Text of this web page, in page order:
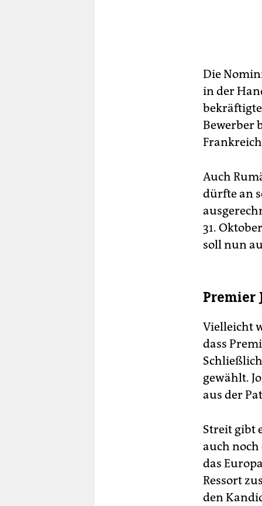
Die
in der
Bewerber
Auch
dürfte an
31.
soll nun
Premier
Vielleicht
dass
gewählt.
aus der
Streit gibt
auch
das
Ressort
den